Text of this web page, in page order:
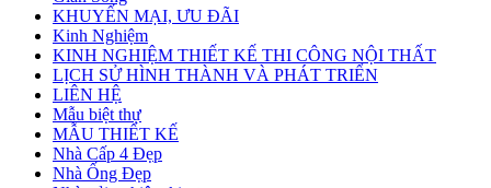
KHUYẾN MẠI, ƯU ĐÃI
Kinh Nghiệm
KINH NGHIỆM THIẾT KẾ THI CÔNG NỘI THẤT
LỊCH SỬ HÌNH THÀNH VÀ PHÁT TRIỂN
LIÊN HỆ
Mẫu biệt thự
MẪU THIẾT KẾ
Nhà Cấp 4 Đẹp
Nhà Ống Đẹp